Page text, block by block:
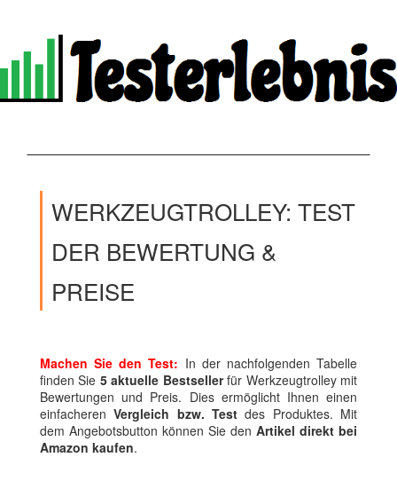
WERKZEUGTROLLEY: TEST
DER BEWERTUNG &
PREISE
Machen Sie den Test: In der nachfolgenden Tabelle
finden Sie 5 aktuelle Bestsellerfür Werkzeugtrolley mit
Bewertungen und Preis. Dies ermöglicht Ihnen einen
einfacherenVergleich bzw. Test des Produktes. Mit
dem Angebotsbutton können Sie den Artikel direkt bei
Amazon kaufen.